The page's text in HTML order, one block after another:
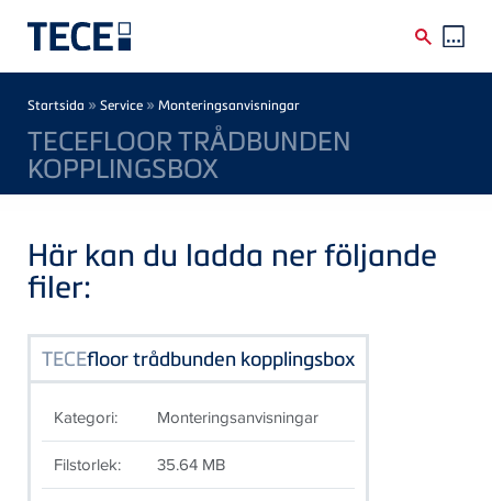
Breadcrumb
Startsida » Service » Monteringsanvisningar
TECEFLOOR TRÅDBUNDEN
KOPPLINGSBOX
Här kan du ladda ner följande
filer:
TECEfloor trådbunden kopplingsbox
Kategori: Monteringsanvisningar
Filstorlek: 35.64 MB